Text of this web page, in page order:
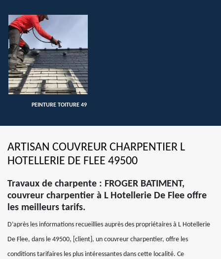
PEINTURE TOITURE 49
ARTISAN COUVREUR CHARPENTIER L
HOTELLERIE DE FLEE 49500
Travaux de charpente : FROGER BATIMENT,
couvreur charpentier à L Hotellerie De Flee offre
les meilleurs tarifs.
D’après les informations recueillies auprès des propriétaires à L Hotellerie
De Flee, dans le 49500, [client}, un couvreur charpentier, offre les
conditions tarifaires les plus intéressantes dans cette localité. Ce